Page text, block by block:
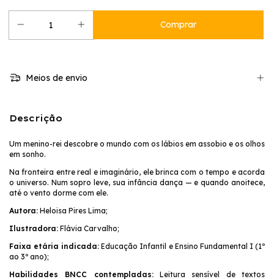
Meios de envio
Descrição
Um menino-rei descobre o mundo com os lábios em assobio e os olhos
em sonho.
Na fronteira entre real e imaginário, ele brinca com o tempo e acorda
o universo. Num sopro leve, sua infância dança — e quando anoitece,
até o vento dorme com ele.
Autora: Heloisa Pires Lima;
Ilustradora: Flávia Carvalho;
Faixa etária indicada: Educação Infantil e Ensino Fundamental I (1º
ao 3º ano);
Habilidades BNCC contempladas:Leitura sensível de textos